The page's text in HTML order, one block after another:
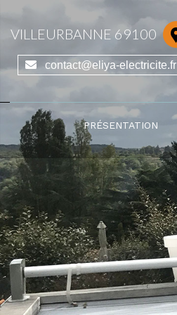
VILLEURBANNE 69100
contact@eliya-electricite.fr
PRÉSENTATION